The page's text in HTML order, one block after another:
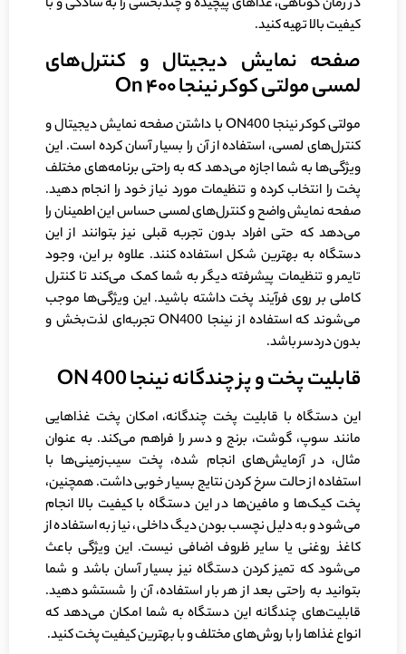
کیفیت بالا تهیه کنید.
صفحه نمایش دیجیتال و کنترل‌های
لمسی مولتی کوکر نینجا On ۴۰۰
مولتی کوکر نینجا ON400 با داشتن صفحه نمایش دیجیتال و
کنترل‌های لمسی، استفاده از آن را بسیار آسان کرده است. این
ویژگی‌ها به شما اجازه می‌دهد که به راحتی برنامه‌های مختلف
پخت را انتخاب کرده و تنظیمات مورد نیاز خود را انجام دهید.
صفحه نمایش واضح و کنترل‌های لمسی حساس این اطمینان را
می‌دهد که حتی افراد بدون تجربه قبلی نیز بتوانند از این
دستگاه به بهترین شکل استفاده کنند. علاوه بر این، وجود
تایمر و تنظیمات پیشرفته دیگر به شما کمک می‌کند تا کنترل
کاملی بر روی فرآیند پخت داشته باشید. این ویژگی‌ها موجب
می‌شوند که استفاده از نینجا ON400 تجربه‌ای لذت‌بخش و
بدون دردسر باشد.
قابلیت پخت و پز چندگانه نینجاON 400
این دستگاه با قابلیت پخت چندگانه، امکان پخت غذاهایی
مانند سوپ، گوشت، برنج و دسر را فراهم می‌کند. به عنوان
مثال، در آزمایش‌های انجام شده، پخت سیب‌زمینی‌ها با
استفاده از حالت سرخ کردن نتایج بسیار خوبی داشت. همچنین،
پخت کیک‌ها و مافین‌ها در این دستگاه با کیفیت بالا انجام
می‌شود و به دلیل نچسب بودن دیگ داخلی، نیاز به استفاده از
کاغذ روغنی یا سایر ظروف اضافی نیست. این ویژگی باعث
می‌شود که تمیز کردن دستگاه نیز بسیار آسان باشد و شما
بتوانید به راحتی بعد از هر بار استفاده، آن را شستشو دهید.
قابلیت‌های چندگانه این دستگاه به شما امکان می‌دهد که
انواع غذاها را با روش‌های مختلف و با بهترین کیفیت پخت کنید.